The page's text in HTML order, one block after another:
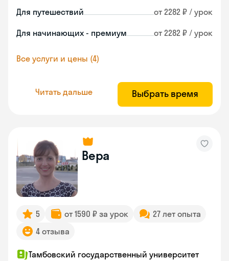
Для путешествий от 2282 ₽ / урок
Для начинающих - премиум от 2282 ₽ / урок
Все услуги и цены (4)
Читать дальше Выбрать время
Вера
5 от 1590 ₽ за урок
27 лет опыта
4 отзыва
Тамбовский государственный университет